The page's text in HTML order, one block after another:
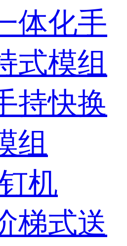
体化手
式模组
持快换
组
机
梯式送